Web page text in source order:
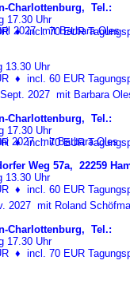
2027 mit Barbara Oles
Uhr
♦ incl. 60 EUR
2027 mit Barbara Oles
Weg 57a, 22259
Uhr
♦ incl. 60 EUR
Charlottenburg, Tel.:
17.30 Uhr
♦incl. 70 EUR
2027 mit Barbara
Charlottenburg, Tel.:
17.30 Uhr
♦incl. 70 EUR
2027 mit Roland
Charlottenburg, Tel.:
17.30 Uhr
♦ incl. 70 EUR